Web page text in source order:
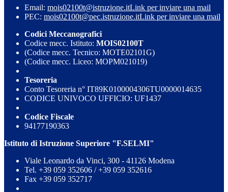
Email: mois02100t@istruzione.itLink per inviare una mail
PEC: mois02100t@pec.istruzione.itLink per inviare una mail
Codici Meccanografici
Codice mecc. Istituto: MOIS02100T
(Codice mecc. Tecnico: MOTE02101G)
(Codice mecc. Liceo: MOPM021019)
Tesoreria
Conto Tesoreria n° IT89K0100004306TU0000014635
CODICE UNIVOCO UFFICIO: UF1437
Codice Fiscale
94177190363
Istituto di Istruzione Superiore "F.SELMI"
Viale Leonardo da Vinci, 300 - 41126 Modena
Tel. +39 059 352606 / +39 059 352616
Fax +39 059 352717